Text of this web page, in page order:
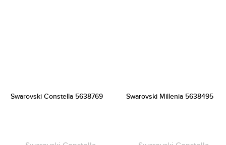
Swarovski Constella 5638769 Swarovski Millenia 5638495